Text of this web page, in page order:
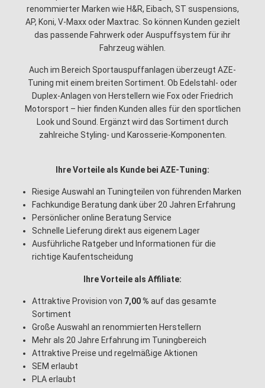
renommierter Marken wie H&R, Eibach, ST suspensions,
AP, Koni, V-Maxx oder Maxtrac. So können Kunden gezielt
das passende Fahrwerk oder Auspuffsystem für ihr
Fahrzeug wählen.
Auch im Bereich Sportauspuffanlagen überzeugt AZE-
Tuning mit einem breiten Sortiment. Ob Edelstahl- oder
Duplex-Anlagen von Herstellern wie Fox oder Friedrich
Motorsport – hier finden Kunden alles für den sportlichen
Look und Sound. Ergänzt wird das Sortiment durch
zahlreiche Styling- und Karosserie-Komponenten.
Ihre Vorteile als Kunde bei AZE-Tuning:
Riesige Auswahl an Tuningteilen von führenden Marken
Fachkundige Beratung dank über 20 Jahren Erfahrung
Persönlicher online Beratung Service
Schnelle Lieferung direkt aus eigenem Lager
Ausführliche Ratgeber und Informationen für die
richtige Kaufentscheidung
Ihre Vorteile als Affiliate:
Attraktive Provision von 7,00 % auf das gesamte
Sortiment
Große Auswahl an renommierten Herstellern
Mehr als 20 Jahre Erfahrung im Tuningbereich
Attraktive Preise und regelmäßige Aktionen
SEM erlaubt
PLA erlaubt